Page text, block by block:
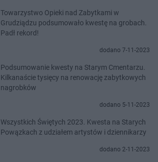
Towarzystwo Opieki nad Zabytkami w
Grudziądzu podsumowało kwestę na grobach.
Padł rekord!
dodano 7-11-2023
Podsumowanie kwesty na Starym Cmentarzu.
Kilkanaście tysięcy na renowację zabytkowych
nagrobków
dodano 5-11-2023
Wszystkich Świętych 2023. Kwesta na Starych
Powązkach z udziałem artystów i dziennikarzy
dodano 2-11-2023